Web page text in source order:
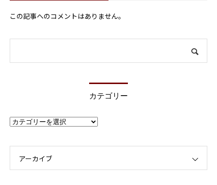
この記事へのコメントはありません。
カテゴリー
カ
テ
ー
アーカイブ